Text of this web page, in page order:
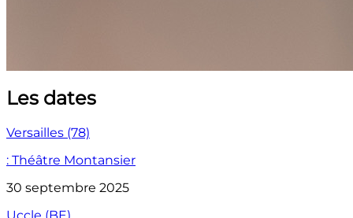
Les dates
Versailles (78)
: Théâtre Montansier
30 septembre 2025